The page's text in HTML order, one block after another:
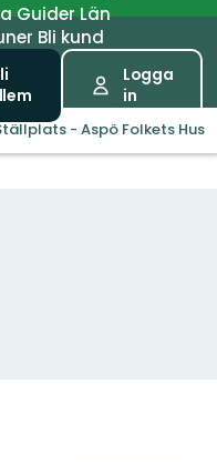
GuiderLän
Bli kund
Logga
in
- Aspö Folkets Hus